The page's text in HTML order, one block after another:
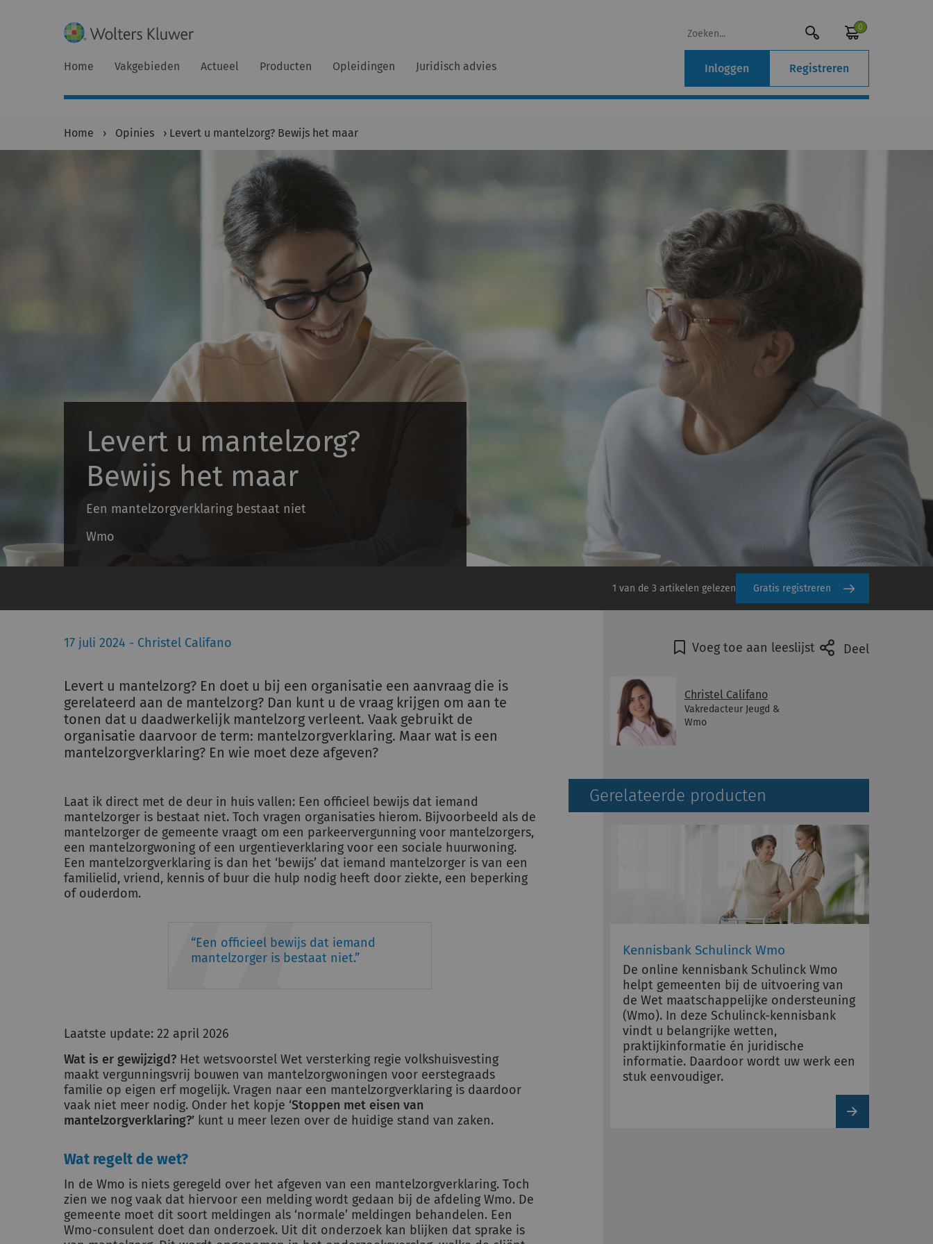
0
Home Vakgebieden Actueel Producten Opleidingen Juridisch advies Inloggen Registreren
Home › Opinies › Levert u mantelzorg? Bewijs het maar
Levert u mantelzorg?
Bewijs het maar
Een mantelzorgverklaring bestaat niet
Wmo
1 van de 3 artikelen gelezen Gratis registreren
17 juli 2024 - Christel Califano
Levert u mantelzorg? En doet u bij een organisatie een aanvraag die is
gerelateerd aan de mantelzorg? Dan kunt u de vraag krijgen om aan te
tonen dat u daadwerkelijk mantelzorg verleent. Vaak gebruikt de
organisatie daarvoor de term: mantelzorgverklaring. Maar wat is een
mantelzorgverklaring? En wie moet deze afgeven?
Laat ik direct met de deur in huis vallen: Een officieel bewijs dat iemand
mantelzorger is bestaat niet. Toch vragen organisaties hierom. Bijvoorbeeld als de
mantelzorger de gemeente vraagt om een parkeervergunning voor mantelzorgers,
een mantelzorgwoning of een urgentieverklaring voor een sociale huurwoning.
Een mantelzorgverklaring is dan het ‘bewijs’ dat iemand mantelzorger is van een
familielid, vriend, kennis of buur die hulp nodig heeft door ziekte, een beperking
of ouderdom.
Een officieel bewijs dat iemand
mantelzorger is bestaat niet.
Laatste update: 22 april 2026
Wat is er gewijzigd? Het wetsvoorstel Wet versterking regie volkshuisvesting
maakt vergunningsvrij bouwen van mantelzorgwoningen voor eerstegraads
familie op eigen erf mogelijk. Vragen naar een mantelzorgverklaring is daardoor
vaak niet meer nodig. Onder het kopje ‘Stoppen met eisen van
mantelzorgverklaring?’ kunt u meer lezen over de huidige stand van zaken.
Wat regelt de wet?
In de Wmo is niets geregeld over het afgeven van een mantelzorgverklaring. Toch
zien we nog vaak dat hiervoor een melding wordt gedaan bij de afdeling Wmo. De
gemeente moet dit soort meldingen als ‘normale’ meldingen behandelen. Een
Wmo-consulent doet dan onderzoek. Uit dit onderzoek kan blijken dat sprake is
Voeg toe aan leeslijst Deel
Christel Califano
Vakredacteur Jeugd &
Wmo
Gerelateerde producten
Kennisbank Schulinck Wmo
De online kennisbank Schulinck Wmo
helpt gemeenten bij de uitvoering van
de Wet maatschappelijke ondersteuning
(Wmo). In deze Schulinck-kennisbank
vindt u belangrijke wetten,
praktijkinformatie én juridische
informatie. Daardoor wordt uw werk een
stuk eenvoudiger.
product